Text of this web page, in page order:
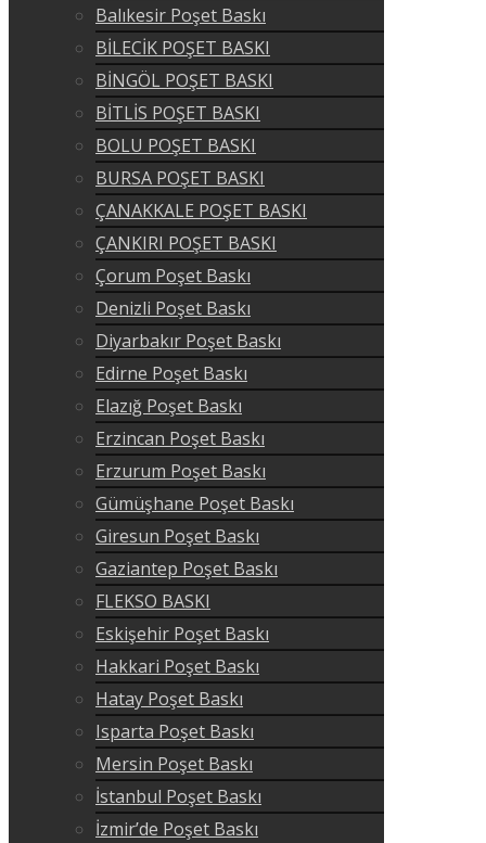
Balıkesir Poşet Baskı
BİLECİK POŞET BASKI
BİNGÖL POŞET BASKI
BİTLİS POŞET BASKI
BOLU POŞET BASKI
BURSA POŞET BASKI
ÇANAKKALE POŞET BASKI
ÇANKIRI POŞET BASKI
Çorum Poşet Baskı
Denizli Poşet Baskı
Diyarbakır Poşet Baskı
Edirne Poşet Baskı
Elazığ Poşet Baskı
Erzincan Poşet Baskı
Erzurum Poşet Baskı
Gümüşhane Poşet Baskı
Giresun Poşet Baskı
Gaziantep Poşet Baskı
FLEKSO BASKI
Eskişehir Poşet Baskı
Hakkari Poşet Baskı
Hatay Poşet Baskı
Isparta Poşet Baskı
Mersin Poşet Baskı
İstanbul Poşet Baskı
İzmir’de Poşet Baskı